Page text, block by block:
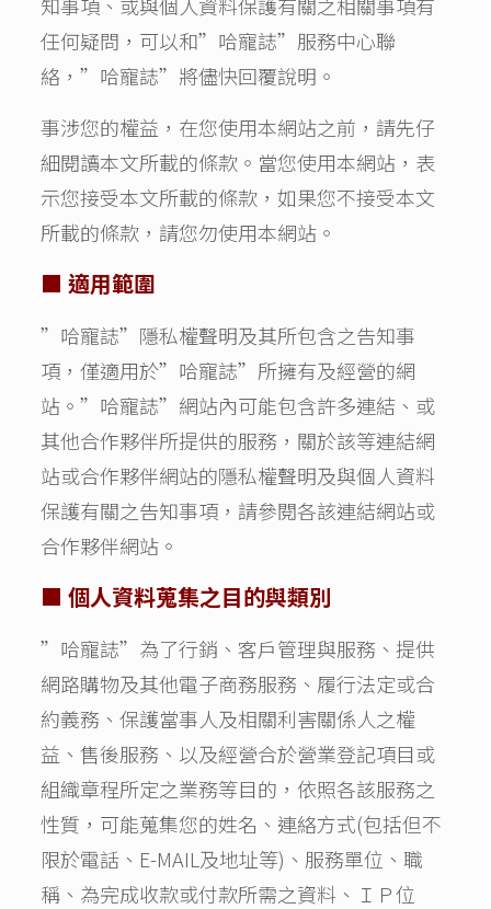
任何疑問，可以和”哈寵誌”服務中心聯
絡，”哈寵誌”將儘快回覆說明。
事涉您的權益，在您使用本網站之前，請先仔
細閱讀本文所載的條款。當您使用本網站，表
示您接受本文所載的條款，如果您不接受本文
所載的條款，請您勿使用本網站。
■ 適用範圍
”哈寵誌”隱私權聲明及其所包含之告知事
項，僅適用於”哈寵誌”所擁有及經營的網
站。”哈寵誌”網站內可能包含許多連結、或
其他合作夥伴所提供的服務，關於該等連結網
站或合作夥伴網站的隱私權聲明及與個人資料
保護有關之告知事項，請參閱各該連結網站或
合作夥伴網站。
■ 個人資料蒐集之目的與類別
”哈寵誌”為了行銷、客戶管理與服務、提供
網路購物及其他電子商務服務、履行法定或合
約義務、保護當事人及相關利害關係人之權
益、售後服務、以及經營合於營業登記項目或
組織章程所定之業務等目的，依照各該服務之
性質，可能蒐集您的姓名、連絡方式(包括但不
限於電話、E-MAIL及地址等)、服務單位、職
稱、為完成收款或付款所需之資料、ＩＰ位